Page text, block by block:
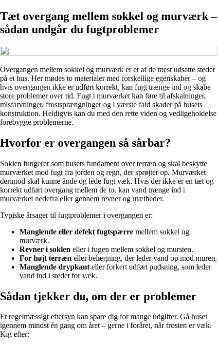
Tæt overgang mellem sokkel og murværk –
sådan undgår du fugtproblemer
Overgangen mellem sokkel og murværk er et af de mest udsatte steder
på et hus. Her mødes to materialer med forskellige egenskaber – og
hvis overgangen ikke er udført korrekt, kan fugt trænge ind og skabe
store problemer over tid. Fugt i murværket kan føre til afskalninger,
misfarvninger, frostsprængninger og i værste fald skader på husets
konstruktion. Heldigvis kan du med den rette viden og vedligeholdelse
forebygge problemerne.
Hvorfor er overgangen så sårbar?
Soklen fungerer som husets fundament over terræn og skal beskytte
murværket mod fugt fra jorden og regn, der sprøjter op. Murværket
derimod skal kunne ånde og lede fugt væk. Hvis der ikke er en tæt og
korrekt udført overgang mellem de to, kan vand trænge ind i
murværket nedefra eller gennem revner og utætheder.
Typiske årsager til fugtproblemer i overgangen er:
Manglende eller defekt fugtspærre mellem sokkel og
murværk.
Revner i soklen eller i fugen mellem sokkel og mursten.
For højt terræn eller belægning, der leder vand op mod muren.
Manglende drypkant eller forkert udført pudsning, som leder
vand ind i stedet for væk.
Sådan tjekker du, om der er problemer
Et regelmæssigt eftersyn kan spare dig for mange udgifter. Gå huset
igennem mindst én gang om året – gerne i foråret, når frosten er væk.
Kig efter: